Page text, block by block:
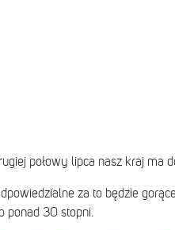
połowy lipca nasz kraj ma
za to będzie
ponad 30 stopni.